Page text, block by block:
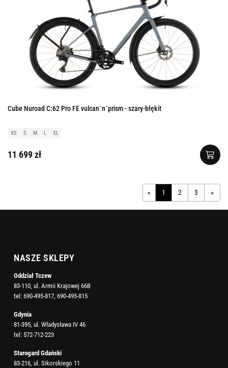
Cube Nuroad C:62 Pro FE vulcan´n´prism - szary-błękit
XS S M L XL
11 699 zł
« 1 2 3 »
NASZE SKLEPY
Oddział Tczew
83-110, ul. Armii Krajowej 66B
tel: 690-495-817, 690-495-815
Gdynia
81-395, ul. Władysława IV 46
tel: 572-712-223
Starogard Gdański
83-216, ul. Sikorskiego 11